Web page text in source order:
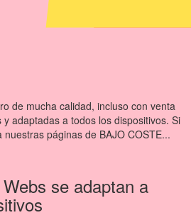
de mucha calidad, incluso con venta
adaptadas a todos los dispositivos. Si
páginas de BAJO COSTE...
se adaptan a